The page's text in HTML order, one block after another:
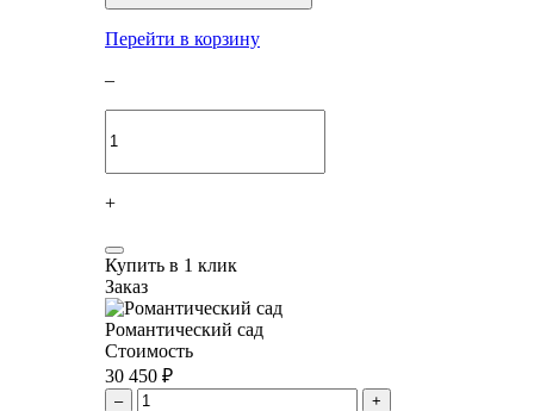
Перейти в корзину
–
+
Купить в 1 клик
Заказ
Романтический сад
Стоимость
30 450 ₽
– +